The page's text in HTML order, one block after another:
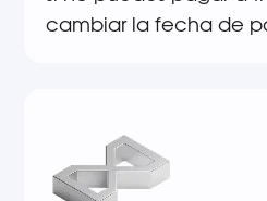
cambiar la fecha de